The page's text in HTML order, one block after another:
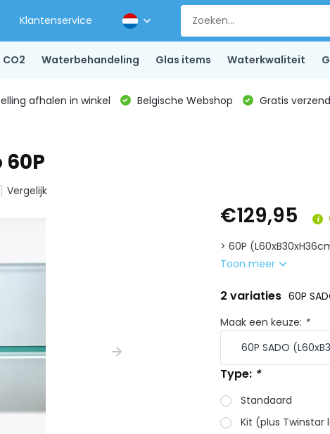
Klantenservice
CO2 Waterbehandeling Glas items Waterkwaliteit
afhalen in winkel Belgische Webshop Gratis
Vergelijk
€129,95
> 60P
Toon meer
2 variaties 60P
Maak een keuze: *
Type: *
Standaard
Kit (plus